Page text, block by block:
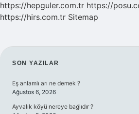
https://hepguler.com.tr https://
https://hirs.com.tr Sitemap
SIDEBAR
SON YAZILAR
Eş anlamlı arı ne demek ?
Ağustos 6, 2026
Ayvalık köyü nereye bağlıdır ?